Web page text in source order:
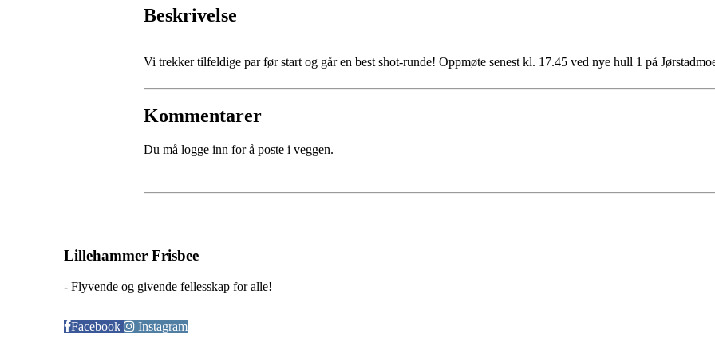
Beskrivelse
Vi trekker tilfeldige par før start og går en best shot-runde! Oppmøte senest kl. 17.45 ved nye hull 1 på
Kommentarer
Du må logge inn for å poste i veggen.
Lillehammer Frisbee
- Flyvende og givende fellesskap for alle!
Facebook Instagram